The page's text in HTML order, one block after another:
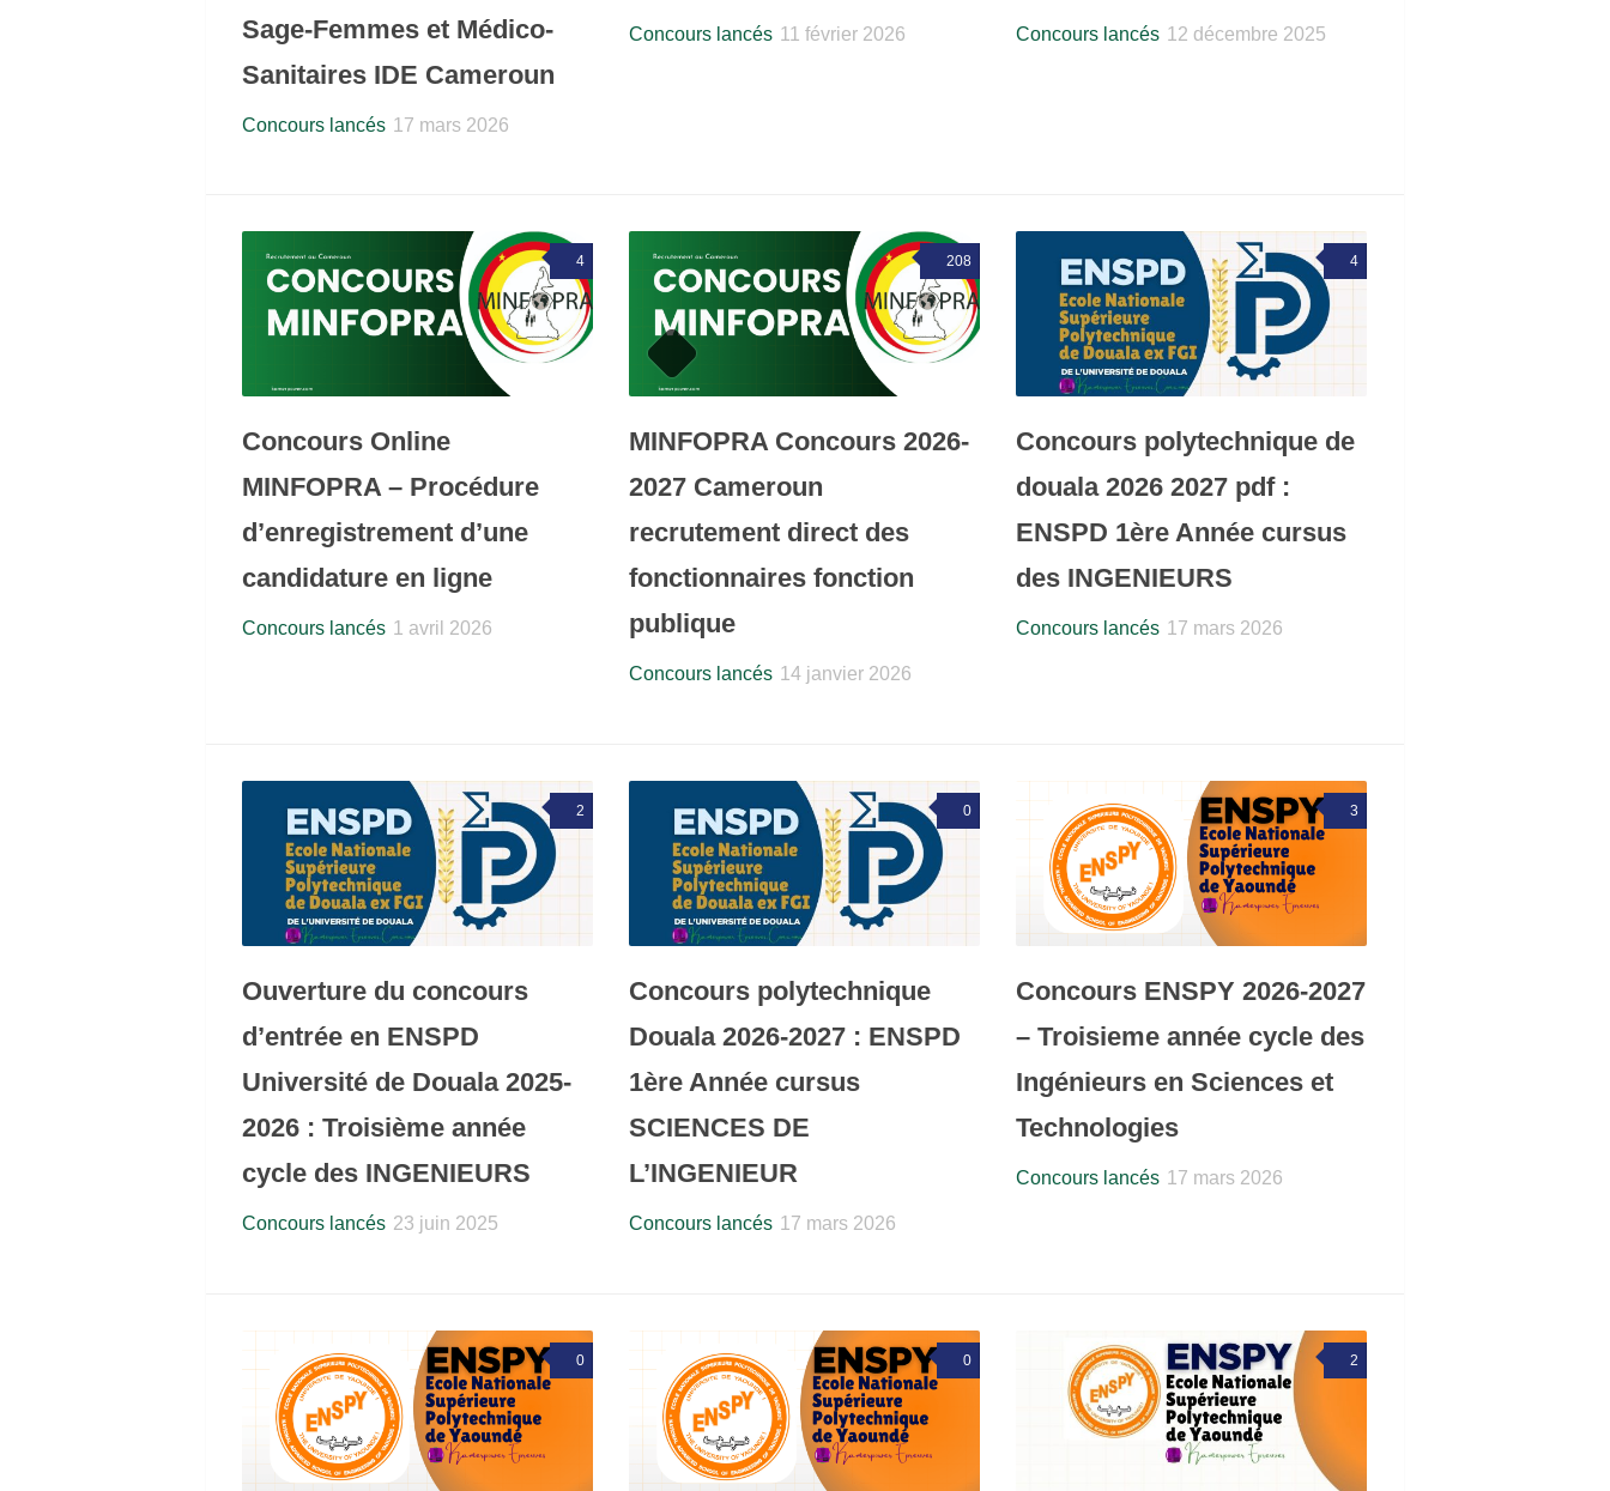
Sage-Femmes et Médico-
Sanitaires IDE Cameroun
Concours lancés 17 mars 2026
Concours lancés 11 février 2026 Concours lancés 12 décembre 2025
4
Concours Online
MINFOPRA – Procédure
d’enregistrement d’une
candidature en ligne
Concours lancés 1 avril 2026
208
MINFOPRA Concours 2026-
2027 Cameroun
recrutement direct des
fonctionnaires fonction
publique
Concours lancés 14 janvier 2026
4
Concours polytechnique de
douala 2026 2027 pdf :
ENSPD 1ère Année cursus
des INGENIEURS
Concours lancés 17 mars 2026
2
Ouverture du concours
d’entrée en ENSPD
Université de Douala 2025-
2026 : Troisième année
cycle des INGENIEURS
Concours lancés 23 juin 2025
0
Concours polytechnique
Douala 2026-2027 : ENSPD
1ère Année cursus
SCIENCES DE
L’INGENIEUR
Concours lancés 17 mars 2026
3
Concours ENSPY 2026-2027
– Troisieme année cycle des
Ingénieurs en Sciences et
Technologies
Concours lancés 17 mars 2026
0 0 2